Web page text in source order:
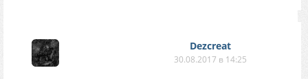
Dezcreat
30.08.2017 в 14:25